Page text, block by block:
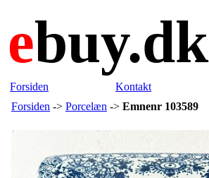
ebuy.dk
Forsiden Kontakt
Forsiden -> Porcelæn -> Emnenr 103589